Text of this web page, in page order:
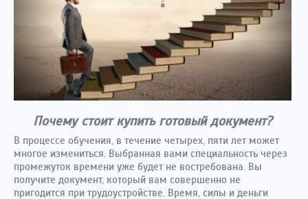
Почему стоит купить готовый документ?
В процессе обучения, в течение четырех, пяти лет может
многое измениться. Выбранная вами специальность через
промежуток времени уже будет не востребована. Вы
получите документ, который вам совершенно не
пригодится при трудоустройстве. Время, силы и деньги